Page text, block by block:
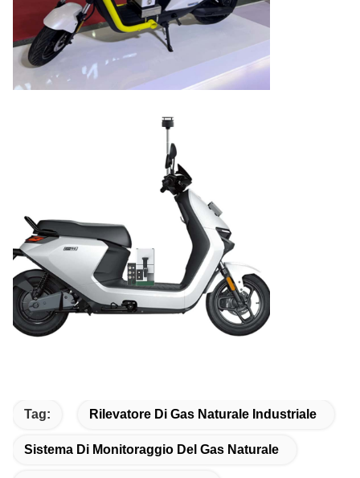
Tag: Rilevatore Di Gas Naturale Industriale
Sistema Di Monitoraggio Del Gas Naturale